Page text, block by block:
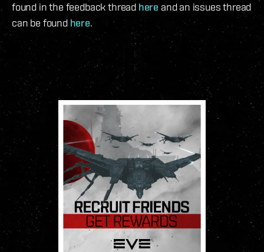
found in the feedback thread here and an issues thread
can be found here.